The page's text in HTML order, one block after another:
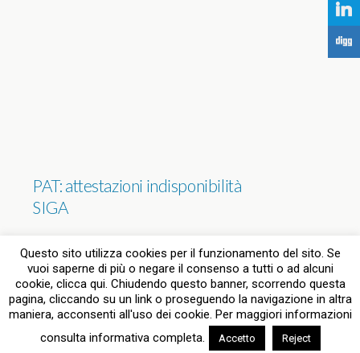
PAT: attestazioni indisponibilità
SIGA
Torna su
Dispositivo Portatile Pc Desktop
Questo sito utilizza cookies per il funzionamento del sito. Se
vuoi saperne di più o negare il consenso a tutti o ad alcuni
cookie, clicca qui. Chiudendo questo banner, scorrendo questa
pagina, cliccando su un link o proseguendo la navigazione in altra
maniera, acconsenti all'uso dei cookie. Per maggiori informazioni
consulta informativa completa.
Accetto Reject
j
F